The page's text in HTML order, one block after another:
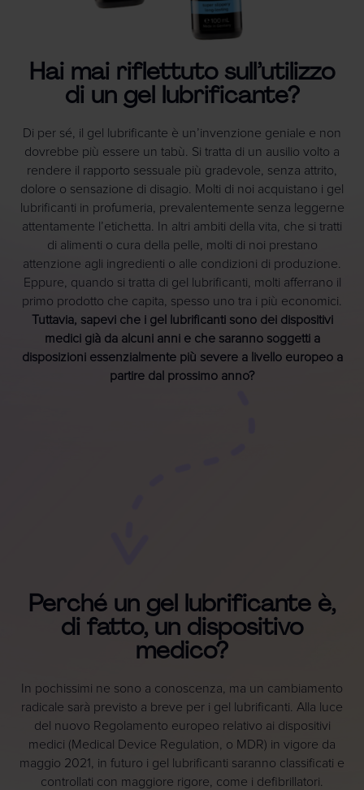
Hai mai riflettuto sull’utilizzo
di un gel lubrificante?
Di per sé, il gel lubrificante è un’invenzione geniale e non
dovrebbe più essere un tabù. Si tratta di un ausilio volto a
rendere il rapporto sessuale più gradevole, senza attrito,
dolore o sensazione di disagio. Molti di noi acquistano i gel
lubrificanti in profumeria, prevalentemente senza leggerne
attentamente l’etichetta. In altri ambiti della vita, che si tratti
di alimenti o cura della pelle, molti di noi prestano
attenzione agli ingredienti o alle condizioni di produzione.
Eppure, quando si tratta di gel lubrificanti, molti afferrano il
primo prodotto che capita, spesso uno tra i più economici.
Tuttavia, sapevi che i gel lubrificanti sono dei dispositivi
medici già da alcuni anni e che saranno soggetti a
disposizioni essenzialmente più severe a livello europeo a
partire dal prossimo anno?
Perché un gel lubrificante è,
di fatto, un dispositivo
medico?
In pochissimi ne sono a conoscenza, ma un cambiamento
radicale sarà previsto a breve per i gel lubrificanti. Alla luce
del nuovo Regolamento europeo relativo ai dispositivi
medici (Medical Device Regulation, o MDR) in vigore da
maggio 2021, in futuro i gel lubrificanti saranno classificati e
controllati con maggiore rigore, come i defibrillatori.